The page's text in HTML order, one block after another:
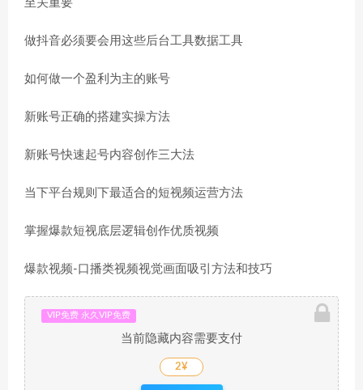
至关重要
做抖音必须要会用这些后台工具数据工具
如何做一个盈利为主的账号
新账号正确的搭建实操方法
新账号快速起号内容创作三大法
当下平台规则下最适合的短视频运营方法
掌握爆款短视底层逻辑创作优质视频
爆款视频-口播类视频视觉画面吸引方法和技巧
VIP免费 永久VIP免费
当前隐藏内容需要支付
2¥